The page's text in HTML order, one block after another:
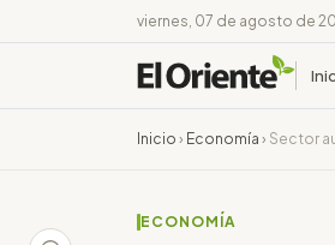
viernes, 07 de agosto de
Inicio › Economía › Sector
ECONOMÍA